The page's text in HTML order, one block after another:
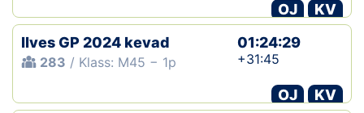
OJ
KV
Ilves GP 2024 kevad
283 / Klass: M45 − 1p
01:24:29
+31:45
OJ
KV